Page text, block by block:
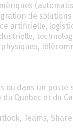
de
artificielle,
ou dans un poste
Québec et du
Teams,